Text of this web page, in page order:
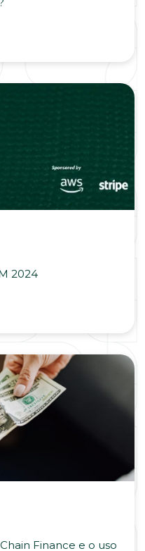
2024
Finance e o uso